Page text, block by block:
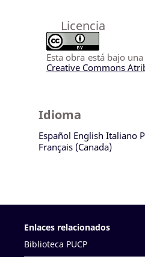
Licencia
Esta obra está bajo
Creative Commons
Idioma
Español English Italiano
Français (Canada)
Enlaces relacionados
Biblioteca PUCP